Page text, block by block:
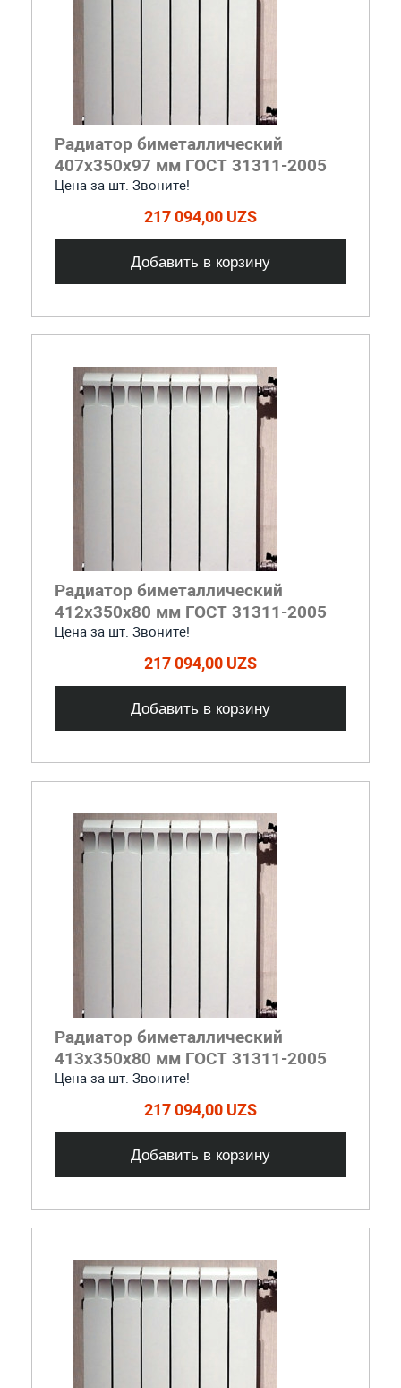
Радиатор биметаллический
407x350x97 мм ГОСТ 31311-2005
Цена за шт. Звоните!
217 094,00 UZS
Добавить в корзину
Радиатор биметаллический
412x350x80 мм ГОСТ 31311-2005
Цена за шт. Звоните!
217 094,00 UZS
Добавить в корзину
Радиатор биметаллический
413x350x80 мм ГОСТ 31311-2005
Цена за шт. Звоните!
217 094,00 UZS
Добавить в корзину